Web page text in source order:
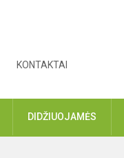
KONTAKTAI
DIDŽIUOJAMĖS